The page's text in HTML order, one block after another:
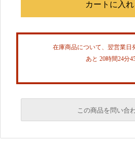
在庫商品について、翌営業日
あと 20時間24分
この商品を問い合